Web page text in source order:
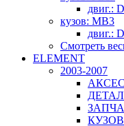
двиг.:
кузов: MB3
двиг.:
Смотреть
ELEMENT
2003-2007